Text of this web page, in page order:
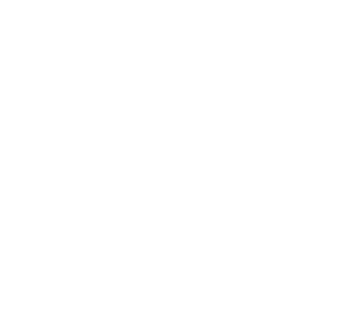
Bshine brille au salon AGRITECHNICA 2025 de Hanovre